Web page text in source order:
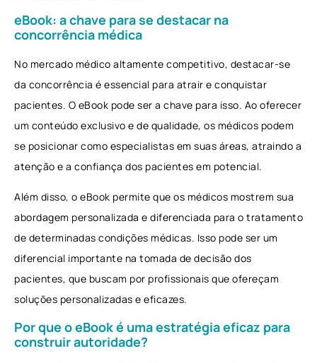
eBook: a chave para se destacar na
concorrência médica
No mercado médico altamente competitivo, destacar-se
da concorrência é essencial para atrair e conquistar
pacientes. O eBook pode ser a chave para isso. Ao oferecer
um conteúdo exclusivo e de qualidade, os médicos podem
se posicionar como especialistas em suas áreas, atraindo a
atenção e a confiança dos pacientes em potencial.
Além disso, o eBook permite que os médicos mostrem sua
abordagem personalizada e diferenciada para o tratamento
de determinadas condições médicas. Isso pode ser um
diferencial importante na tomada de decisão dos
pacientes, que buscam por profissionais que ofereçam
soluções personalizadas e eficazes.
Por que o eBook é uma estratégia eficaz para
construir autoridade?